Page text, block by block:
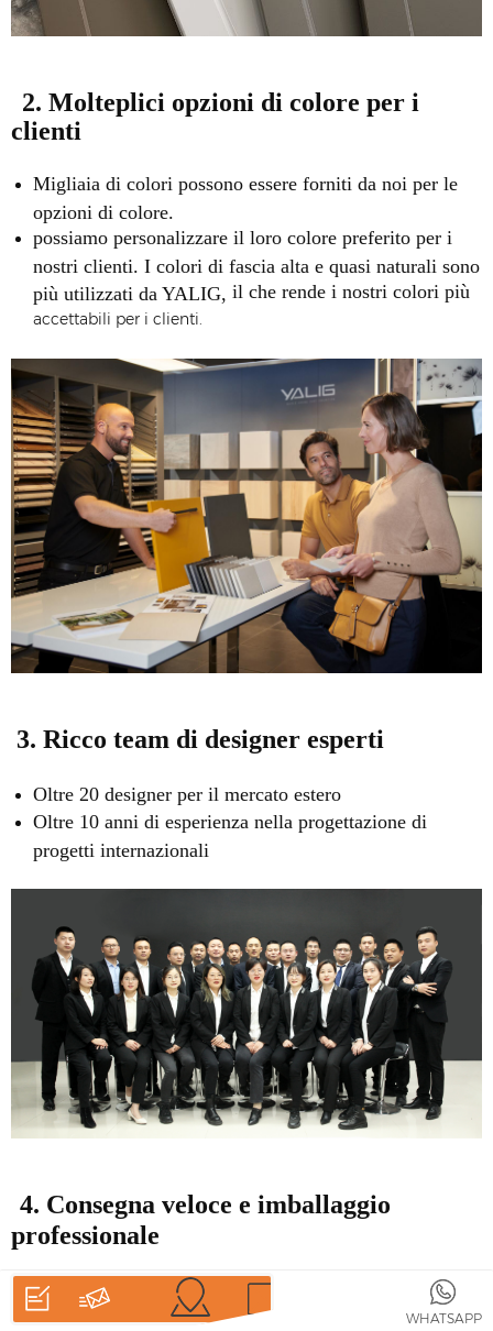
2. Molteplici opzioni di colore per i
clienti
Migliaia di colori possono essere forniti da noi per le
opzioni di colore.
possiamo personalizzare il loro colore preferito per i
nostri clienti. I colori di fascia alta e quasi naturali sono
più utilizzati da YALIG, il che rende i nostri colori più
accettabili per i clienti.
3. Ricco team di designer esperti
Oltre 20 designer per il mercato estero
Oltre 10 anni di esperienza nella progettazione di
progetti internazionali
4. Consegna veloce e imballaggio
professionale
15-20 giorni lavorativi
per la produzione
Imballaggio in cassa di legnoresistente e professionale
CASA PRODOTTI WHATSAPP